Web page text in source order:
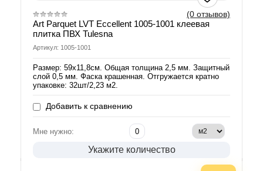
(0 отзывов)
Art Parquet LVT Eccellent 1005-1001 клеевая
плитка ПВХ Tulesna
Артикул: 1005-1001
Размер: 59х11,8см. Общая толщина 2,5 мм. Защитный
слой 0,5 мм. Фаска крашенная. Отгружается кратно
упаковке: 32шт/2,23 м2.
Добавить к сравнению
Мне нужно:
Укажите количество